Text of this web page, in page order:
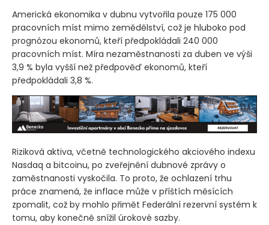
Americká ekonomika v dubnu vytvořila pouze 175 000
pracovních míst mimo zemědělství, což je hluboko pod
prognózou ekonomů, kteří předpokládali 240 000
pracovních míst. Míra nezaměstnanosti za duben ve výši
3,9 % byla vyšší než předpověď ekonomů, kteří
předpokládali 3,8 %.
Riziková aktiva, včetně technologického akciového indexu
Nasdaq a bitcoinu, po zveřejnění dubnové zprávy o
zaměstnanosti vyskočila. To proto, že ochlazení trhu
práce znamená, že inflace může v příštích měsících
zpomalit, což by mohlo přimět Federální rezervní systém k
tomu, aby konečně snížil úrokové sazby.